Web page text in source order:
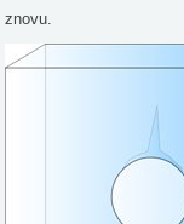
znovu.